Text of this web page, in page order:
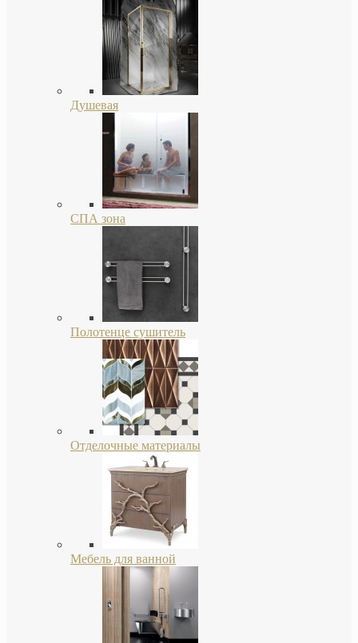
Душевая
СПА зона
Полотенце сушитель
Отделочные материалы
Мебель для ванной